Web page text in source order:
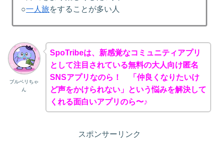
○一人旅をすることが多い人
ブルベリちゃ
ん
SpoTribeは、新感覚なコミュニティアプリ
として注目されている無料の大人向け匿名
SNSアプリなのら！ 「仲良くなりたいけ
ど声をかけられない」という悩みを解決して
くれる面白いアプリのら〜♪
スポンサーリンク